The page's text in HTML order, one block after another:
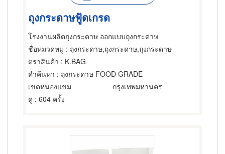
ถุงกระดาษฟู้ดเกรด
โรงงานผลิตถุงกระดาษ ออกแบบถุงกระดาษ
ชื่อหมวดหมู่ : ถุงกระดาษ,ถุงกระดาษ,ถุงกระดาษ
ตราสินค้า : K.BAG
คำค้นหา : ถุงกระดาษ FOOD GRADE
เขตหนองแขม
กรุงเทพมหานคร
ดู : 604 ครั้ง